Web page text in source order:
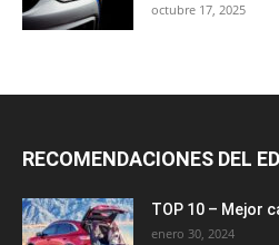
octubre 17, 2025
RECOMENDACIONES DEL
TOP 10 – Mejor
enero 30, 2024